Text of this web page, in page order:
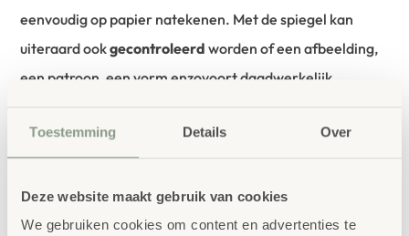
Toestemming Details Over
Deze website maakt gebruik van cookies
We gebruiken cookies om content en advertenties te
eenvoudig op papier natekenen. Met de spiegel kan
uiteraard ookgecontroleerd worden of een afbeelding,
een patroon, een vorm enzovoort daadwerkelijk
symmetrisch is. Zo trainen zij hunruimtelijk en
geometrisch voorstellingsvermogen
. Dankzij het lage
gewicht en de handzame afmetingen passen de spiegels
in elke schooltas of rugzak. Door het stevige materiaal
hebben de handspiegels een lange levensduur en kunnen